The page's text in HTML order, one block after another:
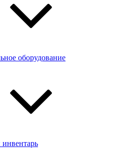
оборудование